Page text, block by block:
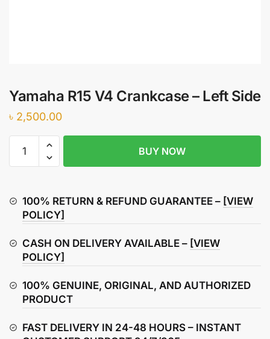
Yamaha R15 V4 Crankcase – Left Side
৳ 2,500.00
–
Left
quantity
BUY NOW
100% RETURN & REFUND GUARANTEE – [VIEW
POLICY]
CASH ON DELIVERY AVAILABLE – [VIEW
POLICY]
100% GENUINE, ORIGINAL, AND AUTHORIZED
PRODUCT
FAST DELIVERY IN 24-48 HOURS – INSTANT